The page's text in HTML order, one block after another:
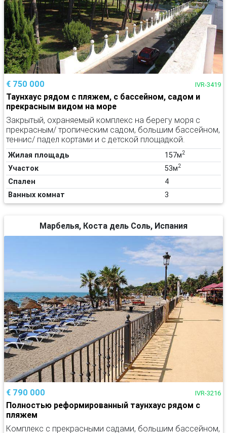
€ 750 000 IVR-3419
Таунхаус рядом с пляжем, с бассейном, садом и
прекрасным видом на море
Закрытый, охраняемый комплекс на берегу моря с
прекрасным/ тропическим садом, большим бассейном,
теннис/ падел кортами и с детской площадкой.
Жилая площадь 157м2
Участок 53м2
Спален
4
Ванных комнат
3
Марбелья, Коста дель Соль, Испания
€ 790 000 IVR-3216
Полностью реформированный таунхаус рядом с
пляжем
Комплекс с прекрасными садами, большим бассейном,